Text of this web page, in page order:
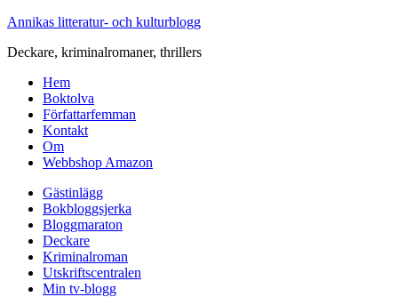
Annikas litteratur- och kulturblogg
Deckare, kriminalromaner, thrillers
Hem
Boktolva
Författarfemman
Kontakt
Om
Webbshop Amazon
Gästinlägg
Bokbloggsjerka
Bloggmaraton
Deckare
Kriminalroman
Utskriftscentralen
Min tv-blogg